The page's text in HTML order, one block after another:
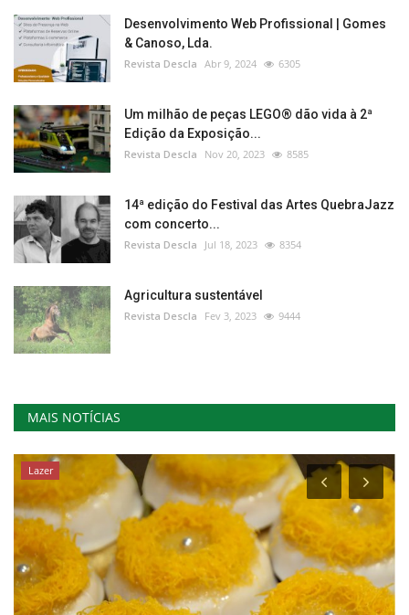
Desenvolvimento Web Profissional | Gomes
& Canoso, Lda.
Revista Descla Abr 9, 2024 6305
Um milhão de peças LEGO® dão vida à 2ª
Edição da Exposição...
Revista Descla Nov 20, 2023 8585
14ª edição do Festival das Artes QuebraJazz
com concerto...
Revista Descla Jul 18, 2023 8354
Agricultura sustentável
Revista Descla Fev 3, 2023 9444
MAIS NOTÍCIAS
Cultura